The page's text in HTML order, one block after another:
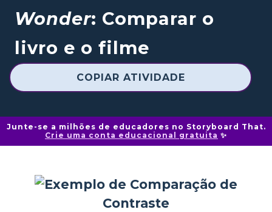
Wonder: Comparar o
livro e o filme
COPIAR ATIVIDADE
Junte-se a milhões de educadores no Storyboard That.
Crie uma conta educacional gratuita ✨